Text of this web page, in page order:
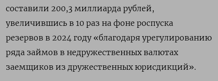
составили 200,3 миллиарда рублей,
увеличившись в 10 раз на фоне роспуска ​
резервов в 2024 году «благодаря урегулированию
ряда ​займов в недружественных валютах
заемщиков из ‌дружественных юрисдикций».